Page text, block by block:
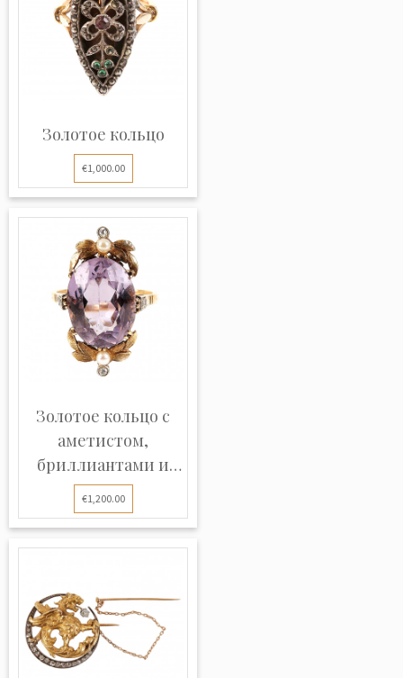
Золотое кольцо
€1,000.00
Золотое кольцо с
аметистом,
бриллиантами и
же...
€1,200.00